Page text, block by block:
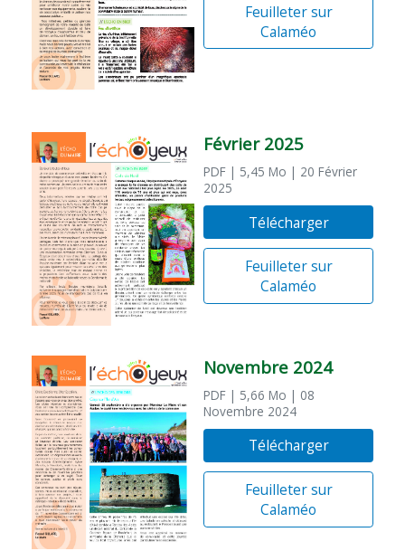
Feuilleter sur
Calaméo
Février 2025
PDF | 5,45 Mo | 20 Février
2025
Télécharger
Feuilleter sur
Calaméo
Novembre 2024
PDF | 5,66 Mo | 08
Novembre 2024
Télécharger
Feuilleter sur
Calaméo